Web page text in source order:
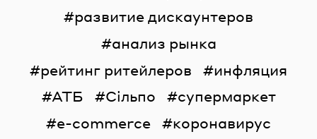
развитие дискаунтеров
анализ рынка
рейтинг ритейлеров
инфляция
АТБ
Сільпо
супермаркет
e-commerce
коронавирус